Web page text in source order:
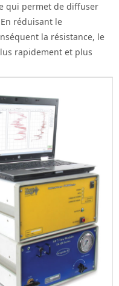
qui permet de diffuser
réduisant le
la résistance, le
rapidement et plus